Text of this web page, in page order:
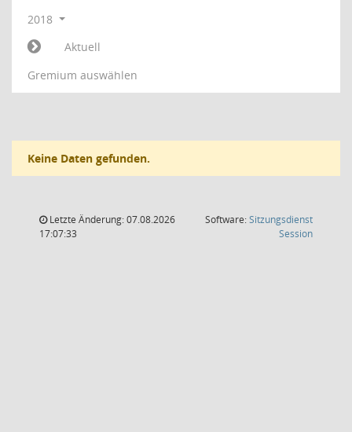
2018
Aktuell
Gremium auswählen
Keine Daten gefunden.
Letzte Änderung: 07.08.2026
17:07:33
Software:Sitzungsdienst
Session(Wird in